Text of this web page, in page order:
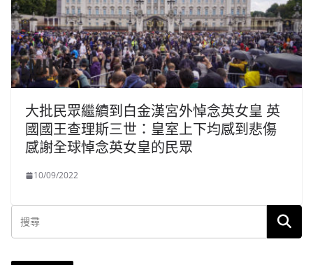
大批民眾繼續到白金漢宮外悼念英女皇 英
國國王查理斯三世：皇室上下均感到悲傷
感謝全球悼念英女皇的民眾
10/09/2022